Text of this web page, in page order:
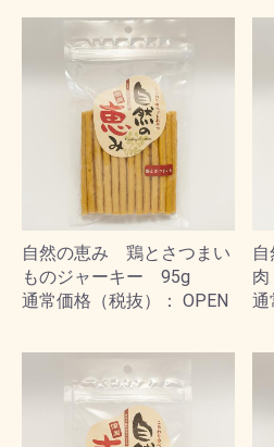
自然の恵み 鶏とさつまい
ものジャーキー 95g
通常価格（税抜）： OPEN
通